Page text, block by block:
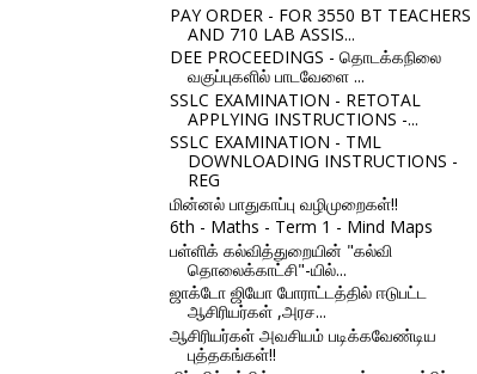
PAY ORDER - FOR 3550 BT TEACHERS
AND 710 LAB ASSIS...
DEE PROCEEDINGS - தொடக்கநிலை
வகுப்புகளில் பாடவேளை ...
SSLC EXAMINATION - RETOTAL
APPLYING INSTRUCTIONS -...
SSLC EXAMINATION - TML
DOWNLOADING INSTRUCTIONS -
REG
மின்னல் பாதுகாப்பு வழிமுறைகள்!!
6th - Maths - Term 1 - Mind Maps
பள்ளிக் கல்வித்துறையின் "கல்வி
தொலைக்காட்சி"-யில்...
ஜாக்டோ ஜியோ போராட்டத்தில் ஈடுபட்ட
ஆசிரியர்கள் ,அரச...
ஆசிரியர்கள் அவசியம் படிக்கவேண்டிய
புத்தகங்கள்!!